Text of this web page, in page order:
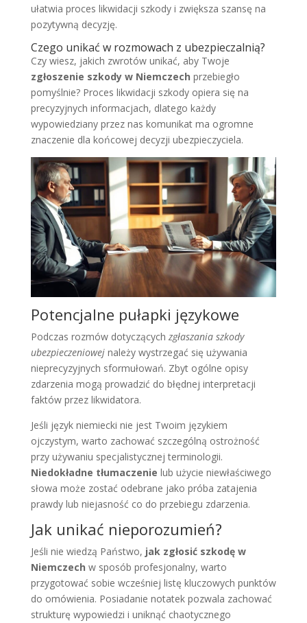
ułatwia proces likwidacji szkody i zwiększa szansę na
pozytywną decyzję.
Czego unikać w rozmowach z ubezpieczalnią?
Czy wiesz, jakich zwrotów unikać, aby Twoje
zgłoszenie szkody w Niemczech przebiegło
pomyślnie? Proces likwidacji szkody opiera się na
precyzyjnych informacjach, dlatego każdy
wypowiedziany przez nas komunikat ma ogromne
znaczenie dla końcowej decyzji ubezpieczyciela.
Potencjalne pułapki językowe
Podczas rozmów dotyczących zgłaszania szkody
ubezpieczeniowejnależy wystrzegać się używania
nieprecyzyjnych sformułowań. Zbyt ogólne opisy
zdarzenia mogą prowadzić do błędnej interpretacji
faktów przez likwidatora.
Jeśli język niemiecki nie jest Twoim językiem
ojczystym, warto zachować szczególną ostrożność
przy używaniu specjalistycznej terminologii.
Niedokładne tłumaczenie lub użycie niewłaściwego
słowa może zostać odebrane jako próba zatajenia
prawdy lub niejasność co do przebiegu zdarzenia.
Jak unikać nieporozumień?
Jeśli nie wiedzą Państwo, jak zgłosić szkodę w
Niemczech w sposób profesjonalny, warto
przygotować sobie wcześniej listę kluczowych punktów
do omówienia. Posiadanie notatek pozwala zachować
strukturę wypowiedzi i uniknąć chaotycznego